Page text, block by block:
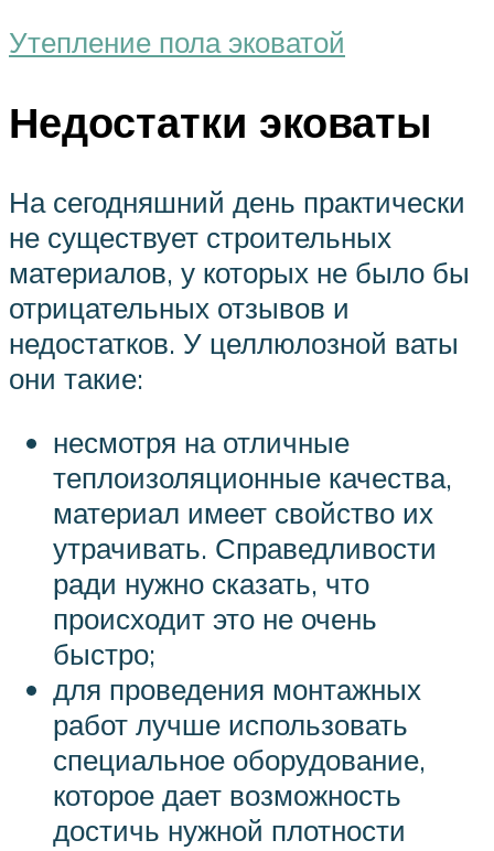
Утепление пола эковатой
Недостатки эковаты
На сегодняшний день практически
не существует строительных
материалов, у которых не было бы
отрицательных отзывов и
недостатков. У целлюлозной ваты
они такие:
несмотря на отличные
теплоизоляционные качества,
материал имеет свойство их
утрачивать. Справедливости
ради нужно сказать, что
происходит это не очень
быстро;
для проведения монтажных
работ лучше использовать
специальное оборудование,
которое дает возможность
достичь нужной плотности